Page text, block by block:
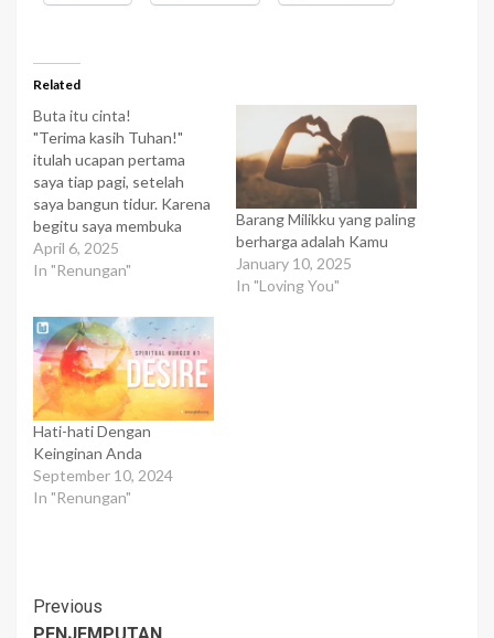
Related
Buta itu cinta!
"Terima kasih Tuhan!"
itulah ucapan pertama
saya tiap pagi, setelah
saya bangun tidur. Karena
begitu saya membuka
mata saya tiap hari, saya
bisa melihat betapa
itu, taman yg hijau, bunga
yg warna-warni, langit yg
biru. Ini bagi saya
merupakan berkat yg
sangat indah, karena kita
bisa menikmati…
April 6, 2025
In "Renungan"
Barang Milikku yang paling
berharga adalah Kamu
January 10, 2025
In "Loving You"
Hati-hati Dengan
Keinginan Anda
September 10, 2024
In "Renungan"
Post
Previous
PENJEMPUTAN